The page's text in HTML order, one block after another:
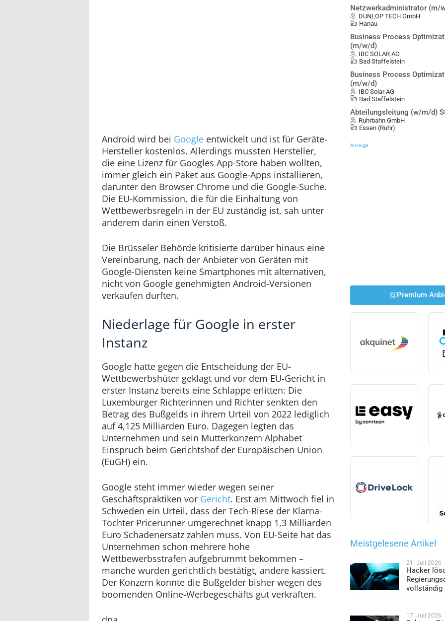
Android wird bei Google entwickelt und ist für Geräte-
Hersteller kostenlos. Allerdings mussten Hersteller,
die eine Lizenz für Googles App-Store haben wollten,
immer gleich ein Paket aus Google-Apps installieren,
darunter den Browser Chrome und die Google-Suche.
Die EU-Kommission, die für die Einhaltung von
Wettbewerbsregeln in der EU zuständig ist, sah unter
anderem darin einen Verstoß.
Die Brüsseler Behörde kritisierte darüber hinaus eine
Vereinbarung, nach der Anbieter von Geräten mit
Google-Diensten keine Smartphones mit alternativen,
nicht von Google genehmigten Android-Versionen
verkaufen durften.
Niederlage für Google in erster
Instanz
Google hatte gegen die Entscheidung der EU-
Wettbewerbshüter geklagt und vor dem EU-Gericht in
erster Instanz bereits eine Schlappe erlitten: Die
Luxemburger Richterinnen und Richter senkten den
Betrag des Bußgelds in ihrem Urteil von 2022 lediglich
auf 4,125 Milliarden Euro. Dagegen legten das
Unternehmen und sein Mutterkonzern Alphabet
Einspruch beim Gerichtshof der Europäischen Union
(EuGH) ein.
Google steht immer wieder wegen seiner
Geschäftspraktiken vor Gericht. Erst am Mittwoch fiel in
Schweden ein Urteil, dass der Tech-Riese der Klarna-
Tochter Pricerunner umgerechnet knapp 1,3 Milliarden
Euro Schadenersatz zahlen muss. Von EU-Seite hat das
Unternehmen schon mehrere hohe
Wettbewerbsstrafen aufgebrummt bekommen –
manche wurden gerichtlich bestätigt, andere kassiert.
Der Konzern konnte die Bußgelder bisher wegen des
boomenden Online-Werbegeschäfts gut verkraften.
Netzwerkadministrator (m/
DUNLOP TECH GmbH
Hanau
Business Process
(m/w/d)
IBC SOLAR AG
Bad Staffelstein
Business Process
(m/w/d)
IBC Solar AG
Bad Staffelstein
Abteilungsleitung (w/m/d)
Ruhrbahn GmbH
Essen (Ruhr)
Anzeige
Premium
Meistgelesene Artikel
21. Juli 2026
Hacker
vollständig
17. Juli 2026